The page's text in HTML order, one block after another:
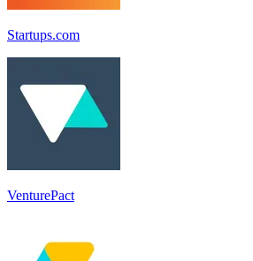
Startups.com
VenturePact